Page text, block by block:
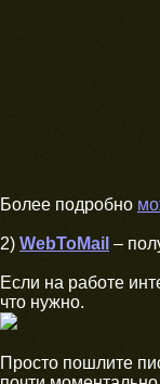
Более подробно
2) WebToMail –
Если на работе
что нужно.
Просто пошлите